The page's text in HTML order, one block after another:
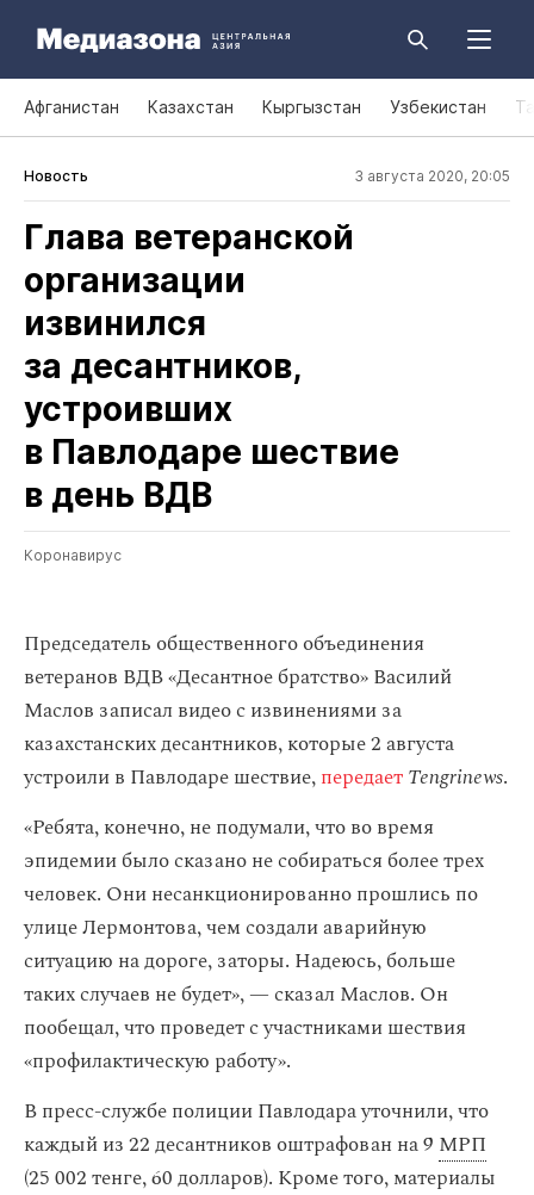
Афганистан Казахстан Кыргызстан Узбекистан
Новость 3 августа 2020, 20:05
Глава ветеранской
организации
извинился
за десантников,
устроивших
в Павлодаре шествие
в день ВДВ
Коронавирус
Председатель общественного объединения
ветеранов ВДВ «Десантное братство» Василий
Маслов записал видео с извинениями за
казахстанских десантников, которые 2 августа
устроили в Павлодаре шествие,передаетTengrinews.
«Ребята, конечно, не подумали, что во время
эпидемии было сказано не собираться более трех
человек. Они несанкционированно прошлись по
улице Лермонтова, чем создали аварийную
ситуацию на дороге, заторы. Надеюсь, больше
таких случаев не будет», — сказал Маслов. Он
пообещал, что проведет с участниками шествия
«профилактическую работу».
В пресс-службе полиции Павлодара уточнили, что
каждый из 22 десантников оштрафован на 9 МРП
(25 002 тенге, 60 долларов). Кроме того, материалы